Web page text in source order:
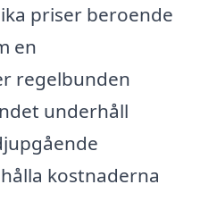
priser beroende
en
regelbunden
underhåll
kostnaderna